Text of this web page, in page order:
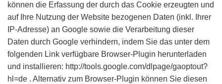
können die Erfassung der durch das Cookie erzeugten und
auf Ihre Nutzung der Website bezogenen Daten (inkl. Ihrer
IP-Adresse) an Google sowie die Verarbeitung dieser
Daten durch Google verhindern, indem Sie das unter dem
folgenden Link verfügbare Browser-Plugin herunterladen
und installieren: http://tools.google.com/dlpage/gaoptout?
hl=de . Alternativ zum Browser-Plugin können Sie diesen